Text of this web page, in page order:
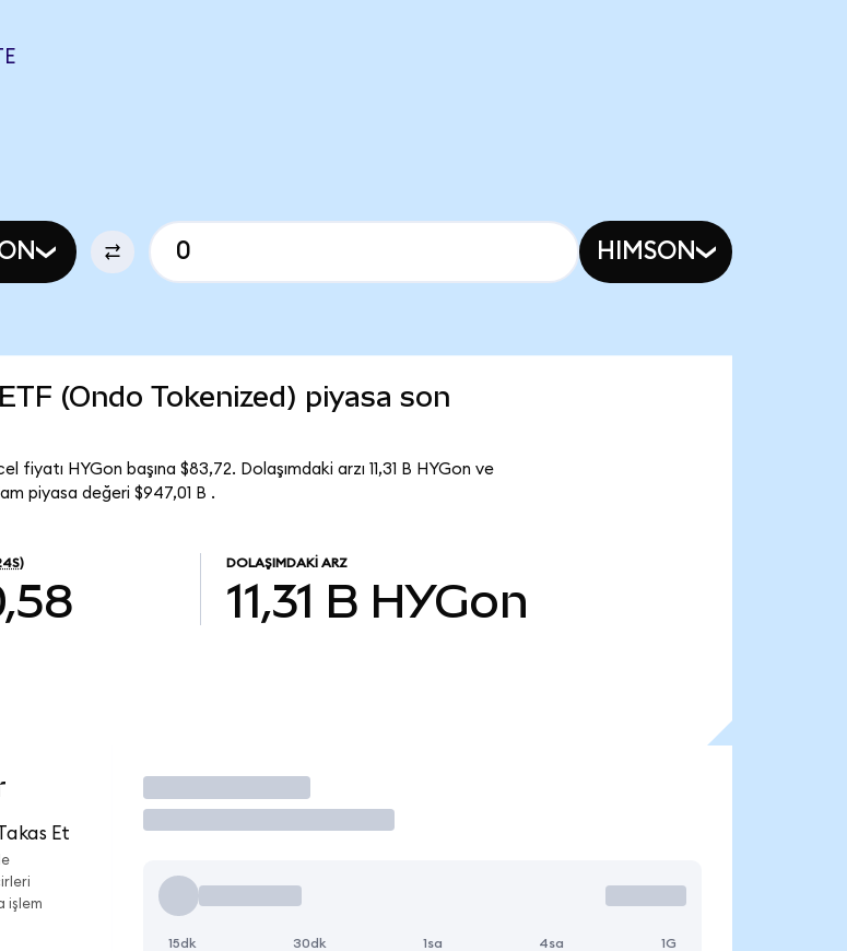
HIMSON
(Ondo Tokenized) piyasa son
HYGon başına $83,72. Dolaşımdaki arzı 11,31 B HYGon ve
piyasa değeri $947,01 B .
DOLAŞIMDAKI ARZ
11,31 B HYGon
Et
işlem
İşlem Yap
15dk 30dk 1sa 4sa 1G